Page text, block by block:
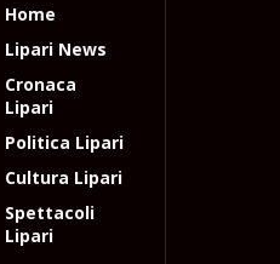
Home
Lipari News
Cronaca
Lipari
Politica Lipari
Cultura Lipari
Spettacoli
Lipari